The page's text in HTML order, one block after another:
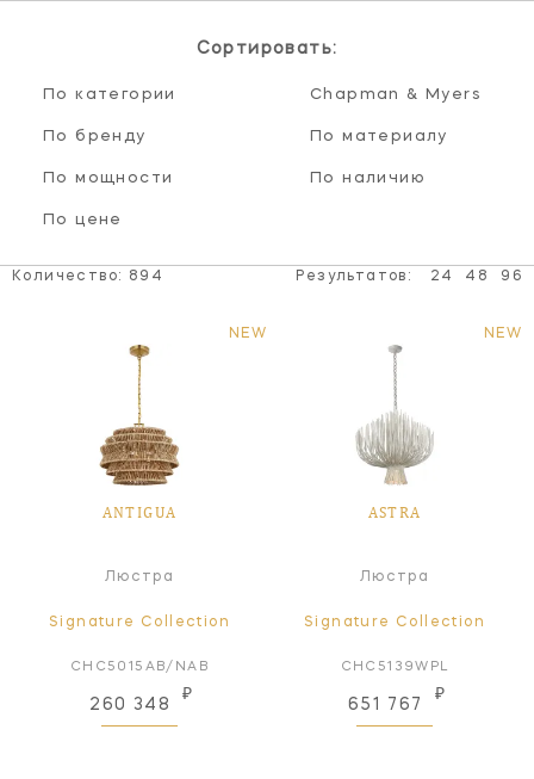
Сортировать:
По категории Chapman & Myers
По бренду По материалу
По мощности По наличию
По цене
Количество: 894 Результатов: 24 48 96
NEW
ANTIGUA
Люстра
Signature Collection
CHC5015AB/NAB
260 348
₽
NEW
ASTRA
Люстра
Signature Collection
CHC5139WPL
651 767
₽